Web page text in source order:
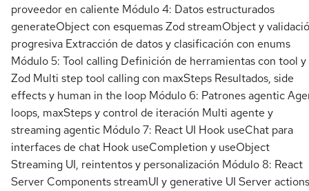
proveedor en caliente Módulo 4: Datos estructurados
generateObject con esquemas Zod streamObject y
progresiva Extracción de datos y clasificación con enums
Módulo 5: Tool calling Definición de herramientas con tool y
Zod Multi step tool calling con maxSteps Resultados, side
effects y human in the loop Módulo 6: Patrones agentic
loops, maxSteps y control de iteración Multi agente y
streaming agentic Módulo 7: React UI Hook useChat para
interfaces de chat Hook useCompletion y useObject
Streaming UI, reintentos y personalización Módulo 8: React
Server Components streamUI y generative UI Server actions